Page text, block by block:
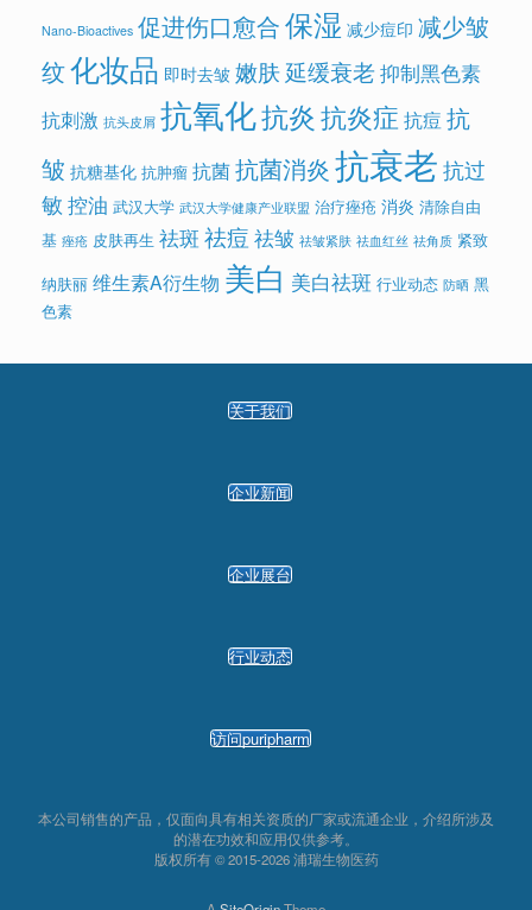
Nano-Bioactives 促进伤口愈合保湿 减少痘印 减少皱
纹化妆品 即时去皱嫩肤延缓衰老抑制黑色素
抗刺激 抗头皮屑 抗氧化抗炎抗炎症 抗痘 抗
皱 抗糖基化 抗肿瘤 抗菌抗菌消炎 抗衰老 抗过
敏 控油 武汉大学 武汉大学健康产业联盟 治疗痤疮 消炎 清除自由
基 痤疮 皮肤再生 祛斑 祛痘 祛皱 祛皱紧肤 祛血红丝 祛角质 紧致
纳肤丽 维生素A衍生物 美白 美白祛斑 行业动态 防晒 黑
色素
关于我们
企业新闻
企业展台
行业动态
访问puripharm
本公司销售的产品，仅面向具有相关资质的厂家或流通企业，介绍所涉及
的潜在功效和应用仅供参考。
版权所有 © 2015-2026 浦瑞生物医药